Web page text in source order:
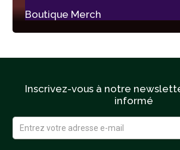
Boutique Merch
Inscrivez-vous à notre
informé